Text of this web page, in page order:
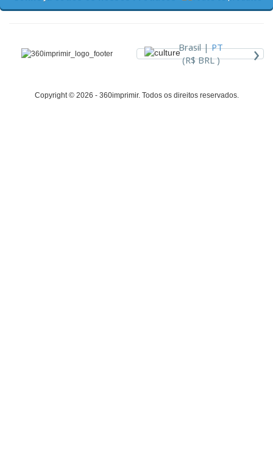
Brasil |PT
(R$ BRL )
›
Copyright © 2026 - 360imprimir. Todos os direitos reservados.